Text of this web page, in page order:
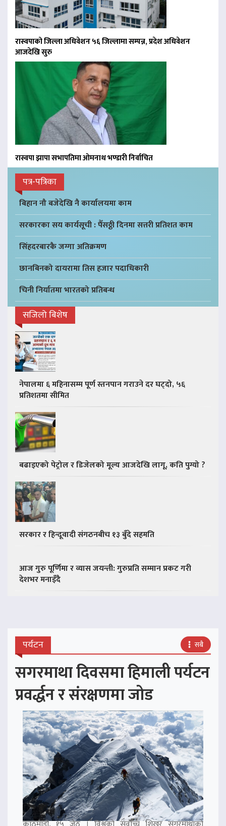
रास्वपाको जिल्ला अधिवेशन ५६ जिल्लामा सम्पन्न, प्रदेश अधिवेशन
आजदेखि सुरु
रास्वपा झापा सभापतिमा ओमनाथ भण्डारी निर्वाचित
पत्र-पत्रिका
बिहान नौ बजेदेखि नै कार्यालयमा काम
सरकारका सय कार्यसूची : पैँसठ्ठी दिनमा सत्तरी प्रतिशत काम
सिंहदरबारकै जग्गा अतिक्रमण
छानबिनको दायरामा तिस हजार पदाधिकारी
चिनी निर्यातमा भारतको प्रतिबन्ध
सजिलो बिशेष
नेपालमा ६ महिनासम्म पूर्ण स्तनपान गराउने दर घट्दो, ५६
प्रतिशतमा सीमित
बढाइएको पेट्रोल र डिजेलको मूल्य आजदेखि लागू, कति पुग्यो ?
सरकार र हिन्दूवादी संगठनबीच १३ बुँदे सहमति
आज गुरु पूर्णिमा र व्यास जयन्ती: गुरुप्रति सम्मान प्रकट गरी
देशभर मनाइँदै
पर्यटन सबै
सगरमाथा दिवसमा हिमाली पर्यटन
प्रवर्द्धन र संरक्षणमा जोड